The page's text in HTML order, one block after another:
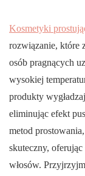
Kosmetyki
rozwiązanie, które
osób pragnących
wysokiej
produkty
eliminując efekt
metod
skuteczny,
włosów.